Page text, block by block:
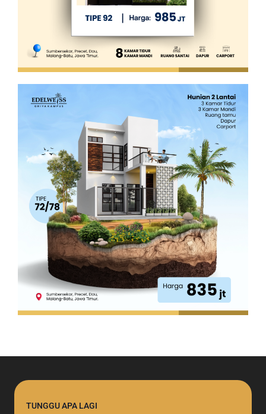
TUNGGU APA LAGI